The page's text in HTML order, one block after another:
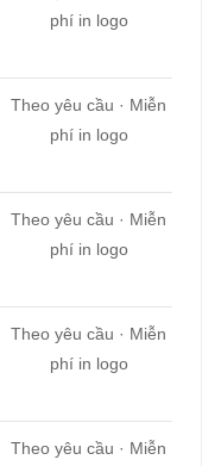
phí in logo
Theo yêu cầu · Miễn
phí in logo
Theo yêu cầu · Miễn
phí in logo
Theo yêu cầu · Miễn
phí in logo
Theo yêu cầu · Miễn